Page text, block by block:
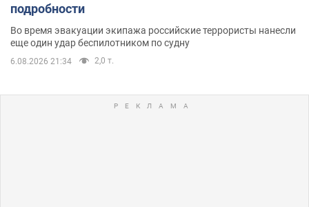
подробности
Во время эвакуации экипажа российские террористы нанесли
еще один удар беспилотником по судну
6.08.2026 21:34 2,0 т.